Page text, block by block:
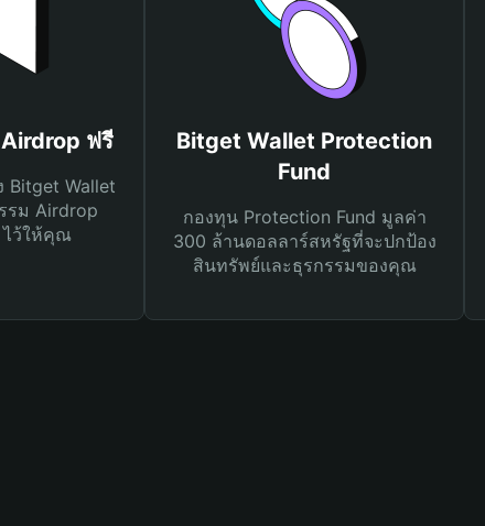
ฟรี
Bitget Wallet
รม Airdrop
ไว้ให้คุณ
Bitget Wallet Protection
Fund
กองทุน Protection Fund มูลค่า
300 ล้านดอลลาร์สหรัฐที่จะปกป้อง
สินทรัพย์และธุรกรรมของคุณ